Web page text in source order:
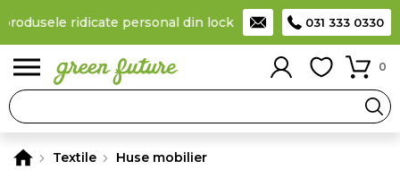
ridicate personal din locker Taxă de livrare 11,99 Lei
031 333 0330
0
Textile Huse mobilier